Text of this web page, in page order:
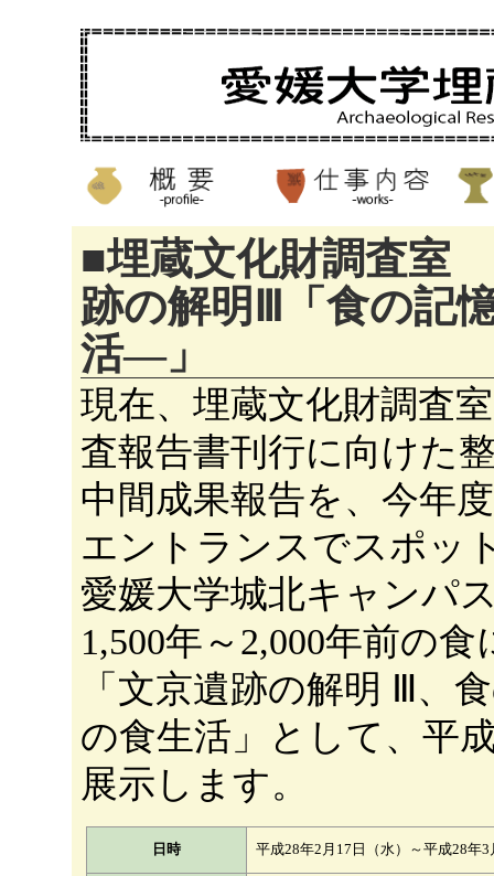
■埋蔵文化財調査
跡の解明Ⅲ「食の記
活―」
現在、埋蔵文化財調査
査報告書刊行に向けた
中間成果報告を、今年
エントランスでスポッ
愛媛大学城北キャンパ
1,500年～2,000年前の
「文京遺跡の解明 Ⅲ、
の食生活」として、平
展示します。
日時 平成28年2月17日（水）～平成28